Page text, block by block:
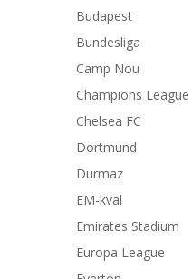
Budapest
Bundesliga
Camp Nou
Champions League
Chelsea FC
Dortmund
Durmaz
EM-kval
Emirates Stadium
Europa League